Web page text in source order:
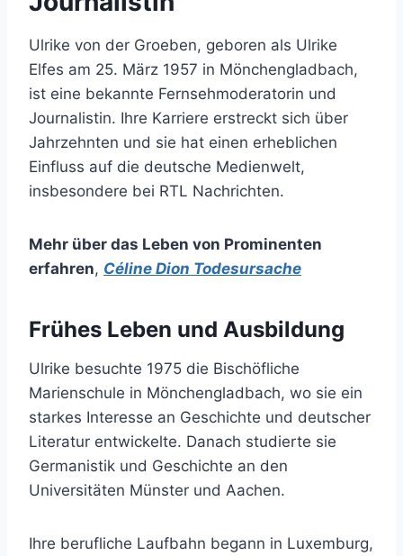
Ulrike von der Groeben, geboren als Ulrike
Elfes am 25. März 1957 in Mönchengladbach,
ist eine bekannte Fernsehmoderatorin und
Journalistin. Ihre Karriere erstreckt sich über
Jahrzehnten und sie hat einen erheblichen
Einfluss auf die deutsche Medienwelt,
insbesondere bei RTL Nachrichten.
Mehr über das Leben von Prominenten
erfahren, Céline Dion Todesursache
Frühes Leben und Ausbildung
Ulrike besuchte 1975 die Bischöfliche
Marienschule in Mönchengladbach, wo sie ein
starkes Interesse an Geschichte und deutscher
Literatur entwickelte. Danach studierte sie
Germanistik und Geschichte an den
Universitäten Münster und Aachen.
Ihre berufliche Laufbahn begann in Luxemburg,